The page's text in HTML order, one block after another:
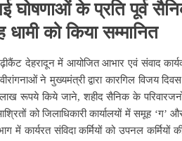
घोषणाओं के प्रति पूर्व
धामी को किया सम्मानित
देहरादून में आयोजित आभार एवं संवाद
ने मुख्यमंत्री द्वारा कारगिल विजय
रूपये किये जाने, शहीद सैनिक के
को जिलाधिकारी कार्यालयों में समूह ‘ग’
में कार्यरत संविदा कर्मियों को उपनल कर्मियों